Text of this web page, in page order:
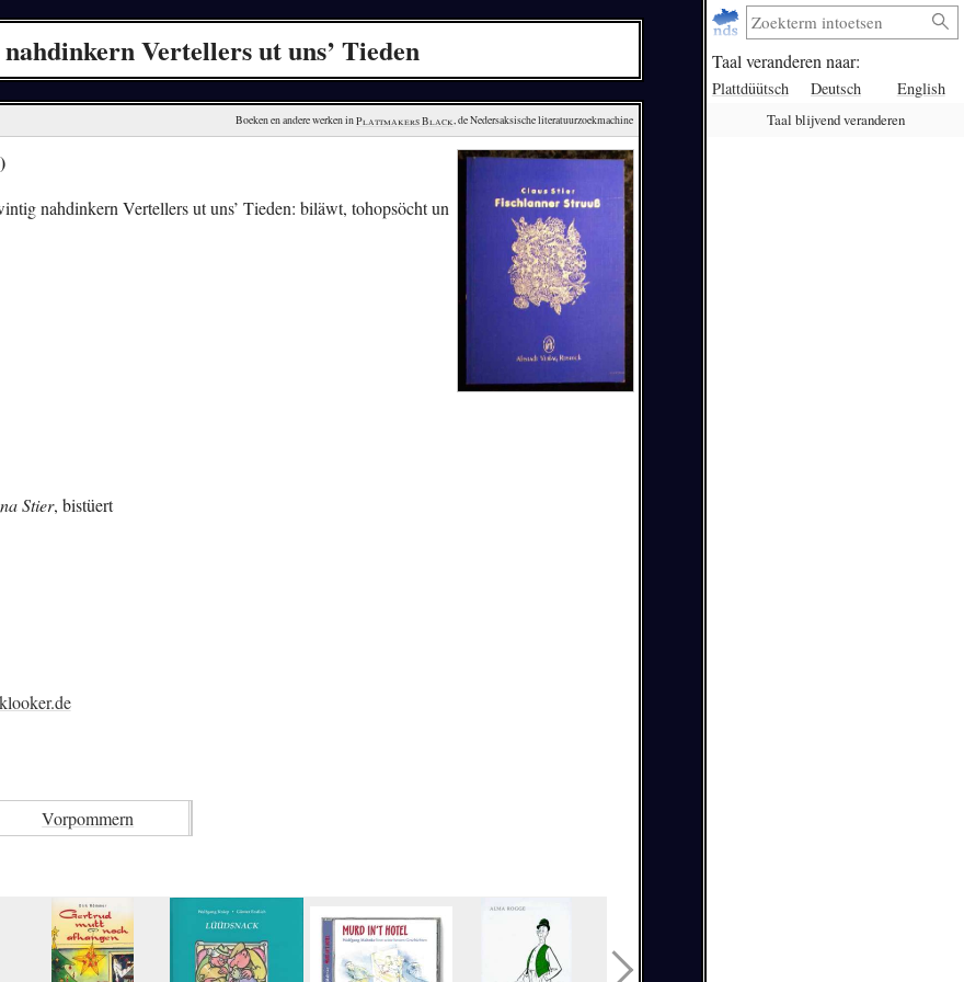
Taal veranderen naar:
Plattdüütsch Deutsch English
Taal blijvend veranderen
Vertellers ut uns’ Tieden
Boeken en andere werken in Plattmakers Black, de Nedersaksische literatuurzoekmachine
nahdinkern Vertellers ut uns’ Tieden: biläwt, tohopsöcht un
Stier, bistüert
Vorpommern